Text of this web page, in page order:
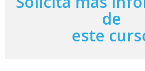
a
de
este